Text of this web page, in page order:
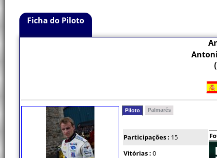
Ficha do Piloto
Piloto Palmarés
Participações : 15
Vitórias : 0